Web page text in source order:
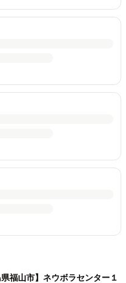
県福山市】ネウボラセンター１